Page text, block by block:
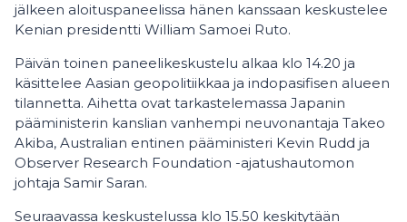
jälkeen aloituspaneelissa hänen kanssaan keskustelee
Kenian presidentti William Samoei Ruto.
Päivän toinen paneelikeskustelu alkaa klo 14.20 ja
käsittelee Aasian geopolitiikkaa ja indopasifisen alueen
tilannetta. Aihetta ovat tarkastelemassa Japanin
pääministerin kanslian vanhempi neuvonantaja Takeo
Akiba, Australian entinen pääministeri Kevin Rudd ja
Observer Research Foundation -ajatushautomon
johtaja Samir Saran.
Seuraavassa keskustelussa klo 15.50 keskitytään